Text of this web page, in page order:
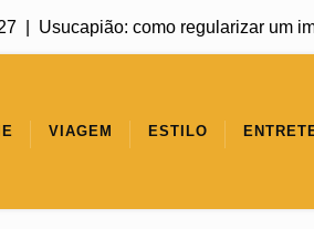
como regularizar um
VIAGEM ESTILO